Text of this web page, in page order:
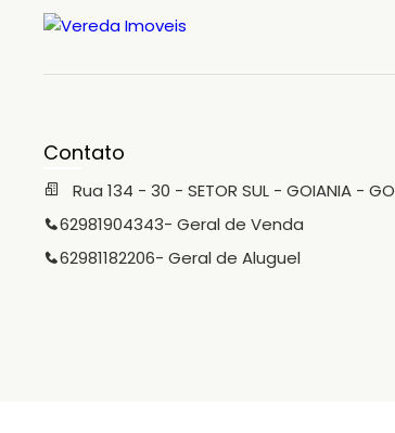
Contato
Rua 134 - 30 - SETOR SUL - GOIANIA - GO
62981904343- Geral de Venda
62981182206- Geral de Aluguel